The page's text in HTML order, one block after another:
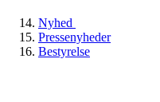
Nyhed
Pressenyheder
Bestyrelse